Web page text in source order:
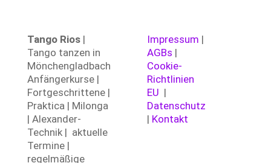
Tango Rios|
Tango tanzen in
Mönchengladbach
Anfängerkurse |
Fortgeschrittene |
Praktica | Milonga
| Alexander-
Technik | aktuelle
Termine |
regelmäßige
Impressum |
AGBs |
Cookie-
Richtlinien
EU |
Datenschutz
| Kontakt